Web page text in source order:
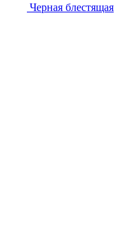
Черная блестящая